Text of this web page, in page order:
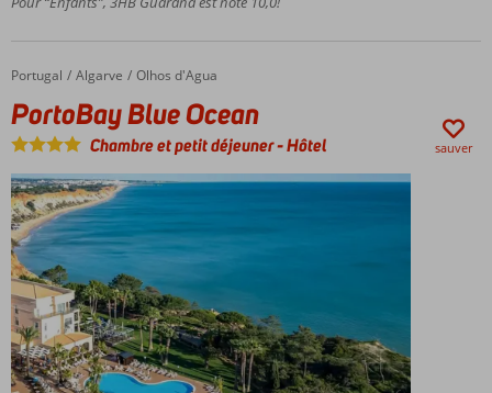
toute
Proche
de l'une
des plus
belles
plages
de
l'Algarve
Une offre
gastronomique
variée
Accueil
Portugal Algarve Olhos d'Agua
PortoBay Blue Ocean
PortoBay Blue Ocean
Chambre et petit déjeuner-Hôtel sauver